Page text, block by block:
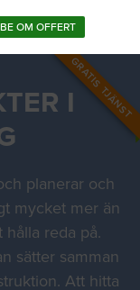
BE OM OFFERT
GRATIS TJÄNST
I
planerar och
mycket mer än
reda på.
sätter samman
Att hitta